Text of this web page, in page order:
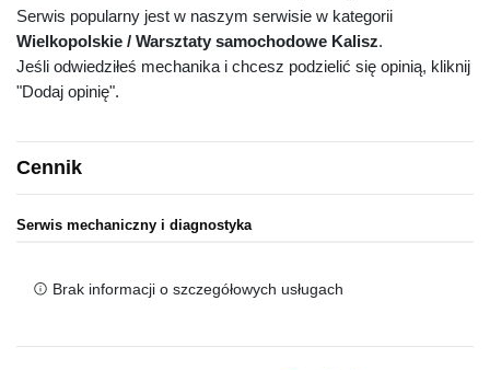
Serwis popularny jest w naszym serwisie w kategorii
Wielkopolskie / Warsztaty samochodowe Kalisz.
Jeśli odwiedziłeś mechanika i chcesz podzielić się opinią, kliknij
"Dodaj opinię".
Cennik
Serwis mechaniczny i diagnostyka
Brak informacji o szczegółowych usługach